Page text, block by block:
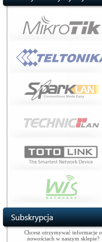
Chcesz otrzymywać informacje o
nowościach w naszym sklepie?